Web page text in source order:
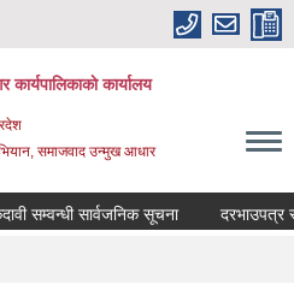
कार्यालय
समाजवाद उन्मुख आधार
सम्वन्धी सार्वजनिक सूचना दरभाउपत्र